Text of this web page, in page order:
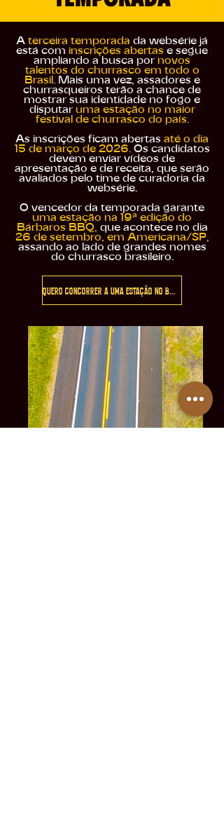
A terceira temporada da websérie já
está com inscrições abertas e segue
ampliando a busca por novos
talentos do churrasco em todo o
Brasil. Mais uma vez, assadores e
churrasqueiros terão a chance de
mostrar sua identidade no fogo e
disputar uma estação no maior
festival de churrasco do país.
As inscrições ficam abertas até o dia
15 de março de 2026. Os candidatos
devem enviar vídeos de
apresentação e de receita, que serão
avaliados pelo time de curadoria da
websérie.
O vencedor da temporada garante
uma estação na 19ª edição do
Bárbaros BBQ, que acontece no dia
26 de setembro, em Americana/SP,
assando ao lado de grandes nomes
do churrasco brasileiro.
Quero concorrer a uma estação no Bárbaros BBQ